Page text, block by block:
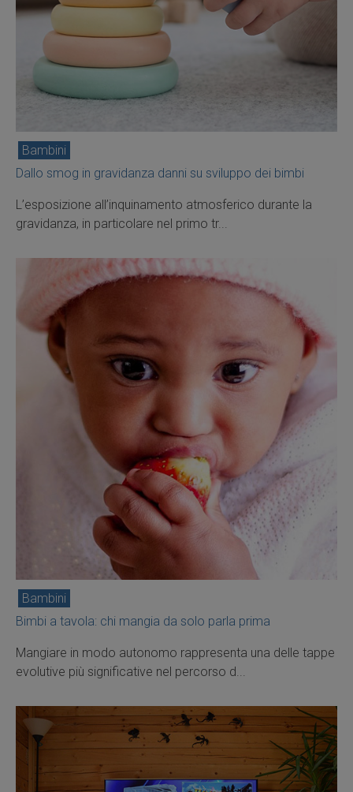
Bambini
Dallo smog in gravidanza danni su sviluppo dei bimbi
L’esposizione all’inquinamento atmosferico durante la
gravidanza, in particolare nel primo tr...
Bambini
Bimbi a tavola: chi mangia da solo parla prima
Mangiare in modo autonomo rappresenta una delle tappe
evolutive più significative nel percorso d...